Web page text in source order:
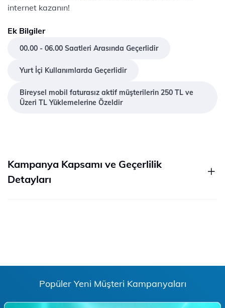
internet kazanın!
Ek Bilgiler
00.00 - 06.00 Saatleri Arasında Geçerlidir
Yurt İçi Kullanımlarda Geçerlidir
Bireysel mobil faturasız aktif müşterilerin 250 TL ve
Üzeri TL Yüklemelerine Özeldir
Kampanya Kapsamı ve Geçerlilik
Detayları
Popüler Yeni Müşteri Kampanyaları